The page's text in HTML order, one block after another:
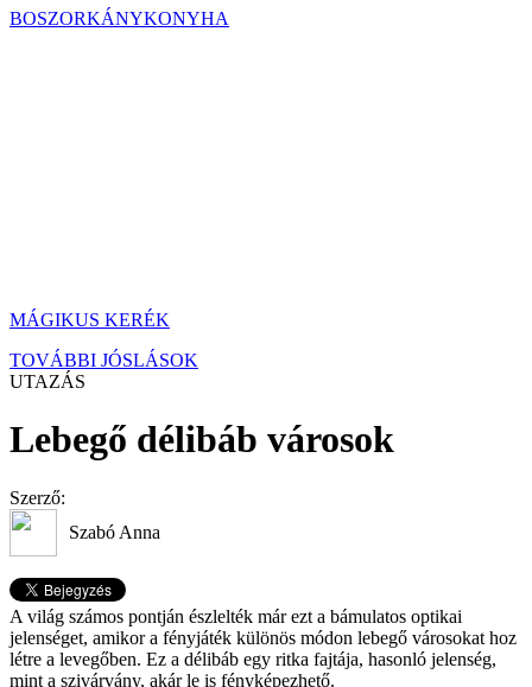
BOSZORKÁNYKONYHA
MÁGIKUS KERÉK
TOVÁBBI JÓSLÁSOK
UTAZÁS
Lebegő délibáb városok
Szerző:
Szabó Anna
A világ számos pontján észlelték már ezt a bámulatos optikai
jelenséget, amikor a fényjáték különös módon lebegő városokat hoz
létre a levegőben. Ez a délibáb egy ritka fajtája, hasonló jelenség,
mint a szivárvány, akár le is fényképezhető.